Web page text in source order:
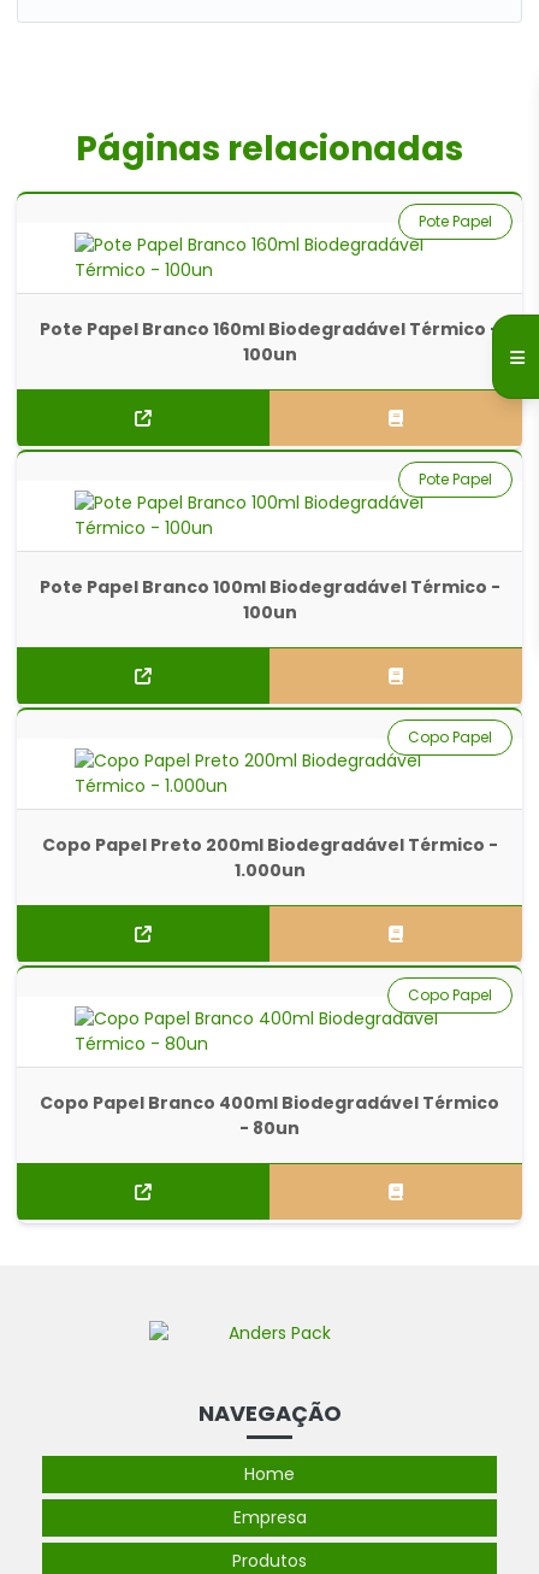
Páginas relacionadas
Pote Papel Branco 160ml Biodegradável Térmico -
100un
Pote Papel
Pote Papel Branco 100ml Biodegradável Térmico -
100un
Pote Papel
Copo Papel Preto 200ml Biodegradável Térmico -
1.000un
Copo Papel
Copo Papel Branco 400ml Biodegradável Térmico
- 80un
Copo Papel
NAVEGAÇÃO
Home
Empresa
Produtos